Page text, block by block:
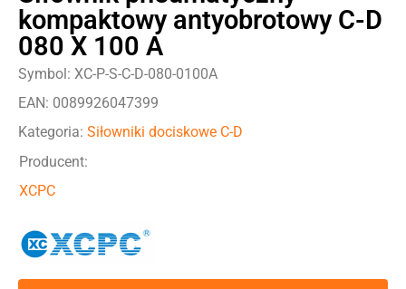
kompaktowy antyobrotowy C-D
080 X 100 A
Symbol: XC-P-S-C-D-080-0100A
EAN: 0089926047399
Kategoria: Siłowniki dociskowe C-D
Producent:
XCPC